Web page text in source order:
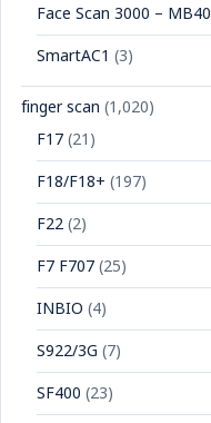
Face Scan 3000 – MB40
SmartAC1 (3)
finger scan (1,020)
F17(21)
F18/F18+ (197)
F22(2)
F7 F707(25)
INBIO (4)
S922/3G (7)
SF400 (23)